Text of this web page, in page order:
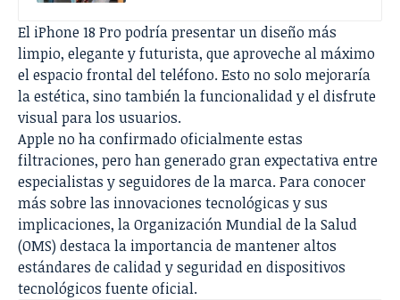
El iPhone 18 Pro podría presentar un diseño más
limpio, elegante y futurista, que aproveche al máximo
el espacio frontal del teléfono. Esto no solo mejoraría
la estética, sino también la funcionalidad y el disfrute
visual para los usuarios.
Apple no ha confirmado oficialmente estas
filtraciones, pero han generado gran expectativa entre
especialistas y seguidores de la marca. Para conocer
más sobre las innovaciones tecnológicas y sus
implicaciones, la Organización Mundial de la Salud
(OMS) destaca la importancia de mantener altos
estándares de calidad y seguridad en dispositivos
tecnológicos fuente oficial.